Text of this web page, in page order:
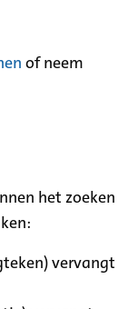
of neem
het zoeken
vervangt